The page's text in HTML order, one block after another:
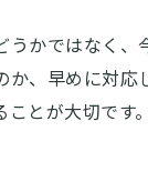
うかではなく、
か、早めに対応
とが大切です。